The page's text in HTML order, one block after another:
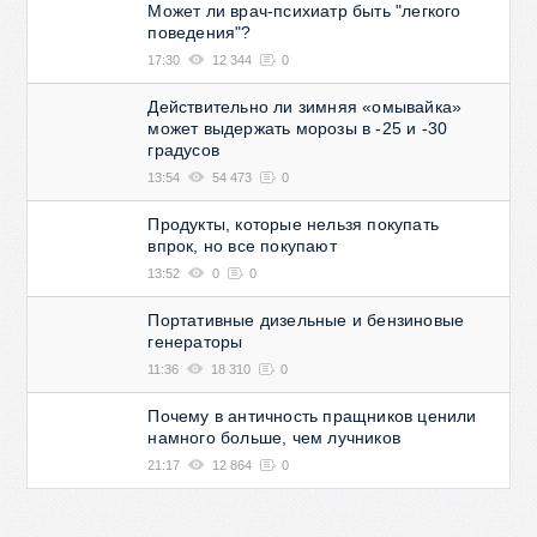
Может ли врач-психиатр быть "легкого
поведения"?
17:30 12 344 0
Действительно ли зимняя «омывайка»
может выдержать морозы в -25 и -30
градусов
13:54 54 473 0
Продукты, которые нельзя покупать
впрок, но все покупают
13:52 0 0
Портативные дизельные и бензиновые
генераторы
11:36 18 310 0
Почему в античность пращников ценили
намного больше, чем лучников
21:17 12 864 0